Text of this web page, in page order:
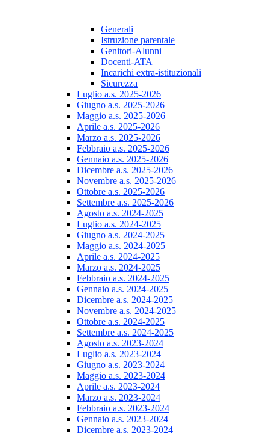
Generali
Istruzione parentale
Genitori-Alunni
Docenti-ATA
Incarichi extra-istituzionali
Sicurezza
Luglio a.s. 2025-2026
Giugno a.s. 2025-2026
Maggio a.s. 2025-2026
Aprile a.s. 2025-2026
Marzo a.s. 2025-2026
Febbraio a.s. 2025-2026
Gennaio a.s. 2025-2026
Dicembre a.s. 2025-2026
Novembre a.s. 2025-2026
Ottobre a.s. 2025-2026
Settembre a.s. 2025-2026
Agosto a.s. 2024-2025
Luglio a.s. 2024-2025
Giugno a.s. 2024-2025
Maggio a.s. 2024-2025
Aprile a.s. 2024-2025
Marzo a.s. 2024-2025
Febbraio a.s. 2024-2025
Gennaio a.s. 2024-2025
Dicembre a.s. 2024-2025
Novembre a.s. 2024-2025
Ottobre a.s. 2024-2025
Settembre a.s. 2024-2025
Agosto a.s. 2023-2024
Luglio a.s. 2023-2024
Giugno a.s. 2023-2024
Maggio a.s. 2023-2024
Aprile a.s. 2023-2024
Marzo a.s. 2023-2024
Febbraio a.s. 2023-2024
Gennaio a.s. 2023-2024
Dicembre a.s. 2023-2024